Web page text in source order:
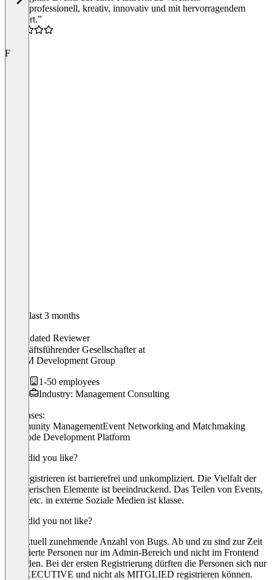
“Sehr professionell, kreativ, innovativ und mit hervorragendem
Support.”
F
In the last 3 months
Validated Reviewer
Geschäftsführender Gesellschafterat
KTDM Development Group
1-50 employees
Industry: Management Consulting
Use cases:
Community ManagementEvent Networking and Matchmaking
No-Code Development Platform
What did you like?
Das registrieren ist barrierefrei und unkompliziert. Die Vielfalt der
gestalterischen Elemente ist beeindruckend. Das Teilen von Events,
Posts, etc. in externe Soziale Medien ist klasse.
What did you not like?
Die aktuell zunehmende Anzahl von Bugs. Ab und zu sind zur Zeit
registrierte Personen nur im Admin-Bereich und nicht im Frontend
zu finden. Bei der ersten Registrierung dürften die Personen sich nur
als EXECUTIVE und nicht als MITGLIED registrieren können.